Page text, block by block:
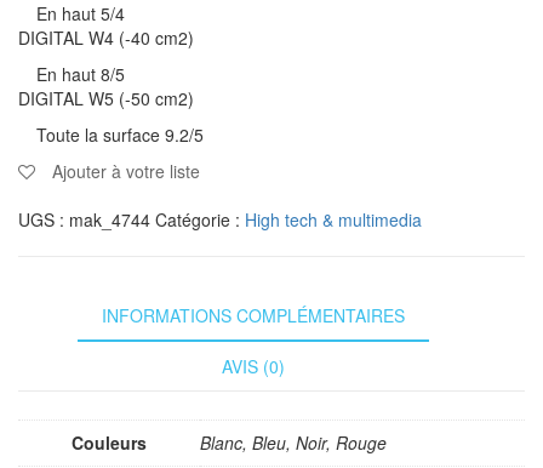
En haut 5/4
DIGITAL W4 (-40 cm2)
En haut 8/5
DIGITAL W5 (-50 cm2)
Toute la surface 9.2/5
Ajouter à votre liste
UGS : mak_4744 Catégorie : High tech & multimedia
INFORMATIONS COMPLÉMENTAIRES
AVIS (0)
Couleurs Blanc, Bleu, Noir, Rouge